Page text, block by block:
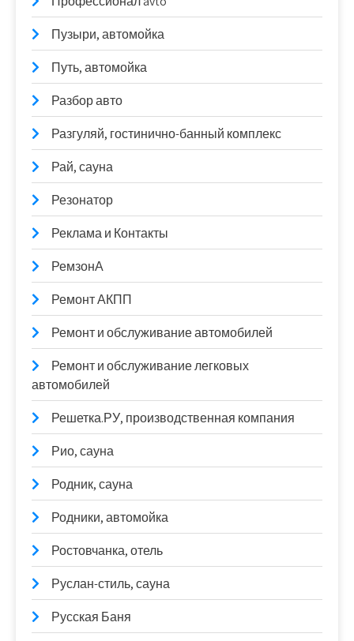
Пузыри, автомойка
Путь, автомойка
Разбор авто
Разгуляй, гостинично-банный комплекс
Рай, сауна
Резонатор
Реклама и Контакты
РемзонА
Ремонт АКПП
Ремонт и обслуживание автомобилей
Ремонт и обслуживание легковых
автомобилей
Решетка.РУ, производственная компания
Рио, сауна
Родник, сауна
Родники, автомойка
Ростовчанка, отель
Руслан-стиль, сауна
Русская Баня